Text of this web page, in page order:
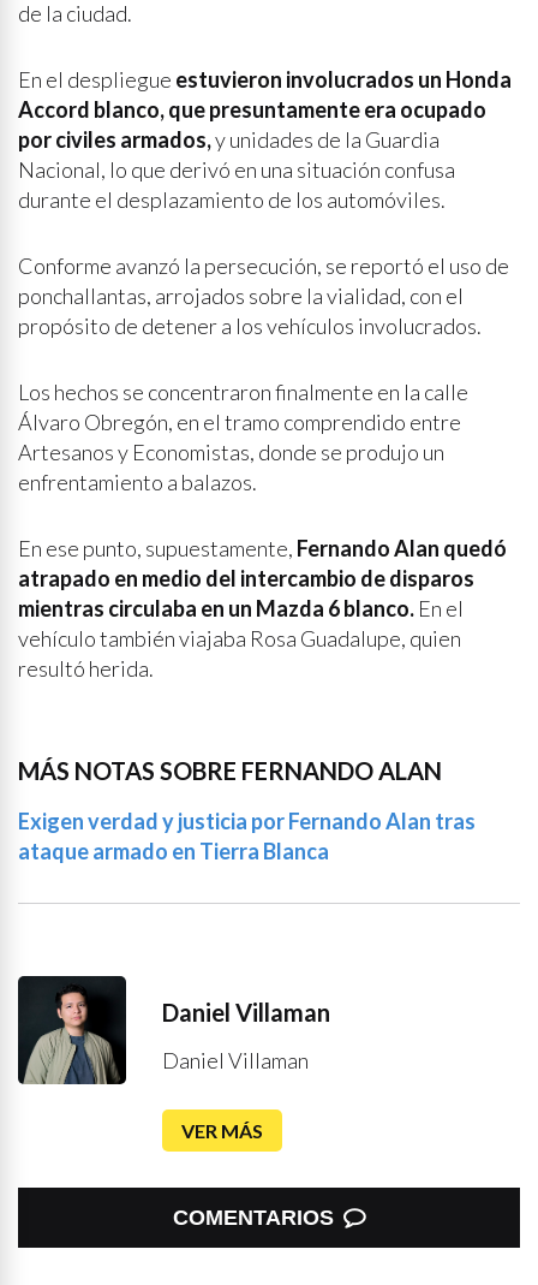
de la ciudad.
En el despliegue estuvieron involucrados un Honda
Accord blanco, que presuntamente era ocupado
por civiles armados,y unidades de la Guardia
Nacional, lo que derivó en una situación confusa
durante el desplazamiento de los automóviles.
Conforme avanzó la persecución, se reportó el uso de
ponchallantas, arrojados sobre la vialidad, con el
propósito de detener a los vehículos involucrados.
Los hechos se concentraron finalmente en la calle
Álvaro Obregón, en el tramo comprendido entre
Artesanos y Economistas, donde se produjo un
enfrentamiento a balazos.
En ese punto, supuestamente, Fernando Alan quedó
atrapado en medio del intercambio de disparos
mientras circulaba en un Mazda 6 blanco. En el
vehículo también viajaba Rosa Guadalupe, quien
resultó herida.
MÁS NOTAS SOBRE FERNANDO ALAN
Exigen verdad y justicia por Fernando Alan tras
ataque armado en Tierra Blanca
Daniel Villaman
Daniel Villaman
VER MÁS
COMENTARIOS